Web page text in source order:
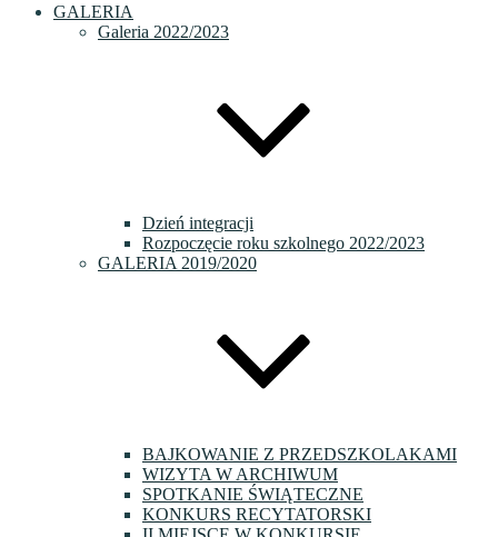
GALERIA
Galeria 2022/2023
Dzień integracji
Rozpoczęcie roku szkolnego 2022/2023
GALERIA 2019/2020
BAJKOWANIE Z PRZEDSZKOLAKAMI
WIZYTA W ARCHIWUM
SPOTKANIE ŚWIĄTECZNE
KONKURS RECYTATORSKI